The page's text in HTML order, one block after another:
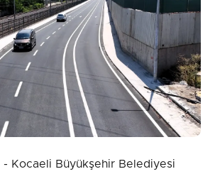
- Kocaeli Büyükşehir Belediyesi